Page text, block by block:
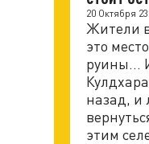
20 Октября
Жители
это
руины...
назад, и
этим